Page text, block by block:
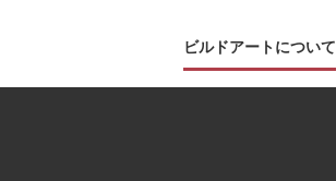
ビルドアートについて